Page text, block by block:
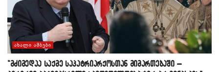
ᲐᲮᲐᲚᲘ ᲐᲛᲑᲔᲑᲘ
“მძიმედაა საქმე საპატრიარქოსთან მიმართებაში –